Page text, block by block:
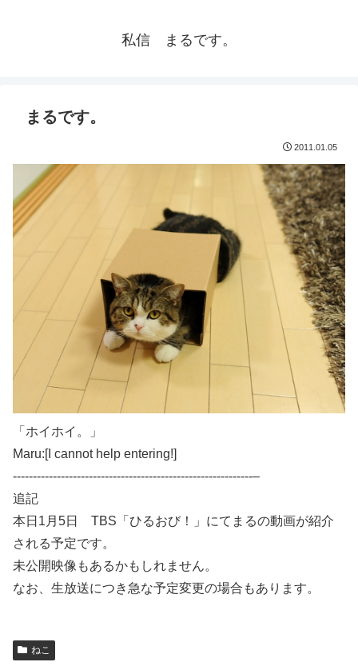
私信 まるです。
まるです。
2011.01.05
「ホイホイ。」
Maru:[I cannot help entering!]
------------------------------------------------------------–
追記
本日1月5日 TBS「ひるおび！」にてまるの動画が紹介
される予定です。
未公開映像もあるかもしれません。
なお、生放送につき急な予定変更の場合もあります。
ねこ